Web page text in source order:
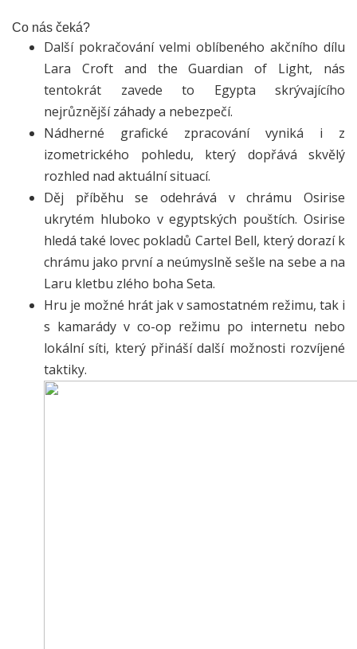
Co nás čeká?
Další pokračování velmi oblíbeného akčního dílu
Lara Croft and the Guardian of Light, nás
tentokrát zavede to Egypta skrývajícího
nejrůznější záhady a nebezpečí.
Nádherné grafické zpracování vyniká i z
izometrického pohledu, který dopřává skvělý
rozhled nad aktuální situací.
Děj příběhu se odehrává v chrámu Osirise
ukrytém hluboko v egyptských pouštích. Osirise
hledá také lovec pokladů Cartel Bell, který dorazí k
chrámu jako první a neúmyslně sešle na sebe a na
Laru kletbu zlého boha Seta.
Hru je možné hrát jak v samostatném režimu, tak i
s kamarády v co-op režimu po internetu nebo
lokální síti, který přináší další možnosti rozvíjené
taktiky.